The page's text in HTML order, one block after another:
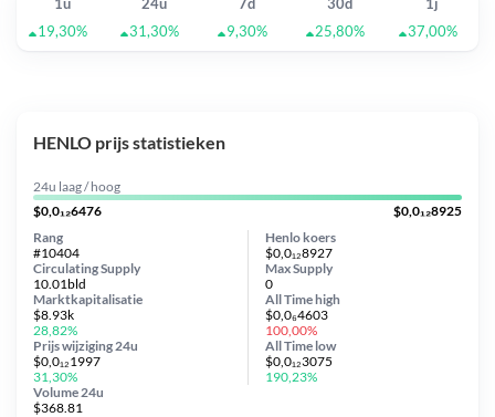
19,30%
31,30% 9,30% 25,80% 37,00%
HENLO prijs statistieken
24u laag / hoog
$0,0₁₂6476
$0,0₁₂8925
Henlo koers
$0,0₁₂8927
Circulating Supply
10.01bld
Prijs wijziging 24u
$0,0₁₂1997
31,30%
Max Supply
0
Marktkapitalisatie
$8.93k
28,82%
Volume 24u
$368.81
Rang
#10404
All Timehigh
$0,0₆4603
100,00%
All Time low
$0,0₁₂3075
190,23%